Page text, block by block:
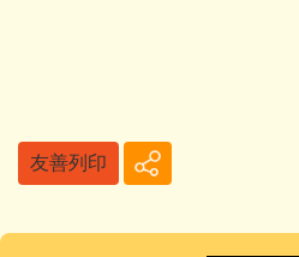
友善列印